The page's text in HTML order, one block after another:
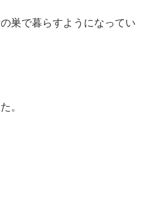
巣で暮らすようになってい
。